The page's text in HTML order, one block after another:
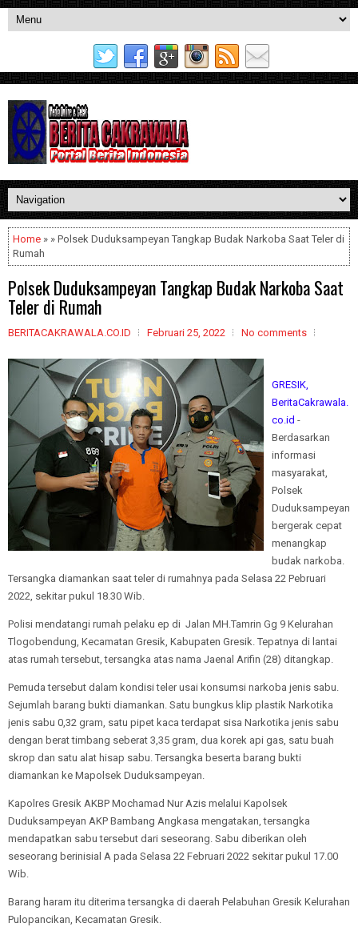
Home » » Polsek Duduksampeyan Tangkap Budak Narkoba Saat Teler di
Rumah
Polsek Duduksampeyan Tangkap Budak Narkoba Saat
Teler di Rumah
BERITACAKRAWALA.CO.ID Februari 25, 2022 No comments
GRESIK,
BeritaCakrawala.
co.id -
Berdasarkan
informasi
masyarakat,
Polsek
Duduksampeyan
bergerak cepat
menangkap
budak narkoba.
Tersangka diamankan saat teler di rumahnya pada Selasa 22 Pebruari
2022, sekitar pukul 18.30 Wib.
Polisi mendatangi rumah pelaku ep di Jalan MH.Tamrin Gg 9 Kelurahan
Tlogobendung, Kecamatan Gresik, Kabupaten Gresik. Tepatnya di lantai
atas rumah tersebut, tersangka atas nama Jaenal Arifin (28) ditangkap.
Pemuda tersebut dalam kondisi teler usai konsumsi narkoba jenis sabu.
Sejumlah barang bukti diamankan. Satu bungkus klip plastik Narkotika
jenis sabu 0,32 gram, satu pipet kaca terdapat sisa Narkotika jenis sabu
dengan berat timbang seberat 3,35 gram, dua korek api gas, satu buah
skrop dan satu alat hisap sabu. Tersangka beserta barang bukti
diamankan ke Mapolsek Duduksampeyan.
Kapolres Gresik AKBP Mochamad Nur Azis melalui Kapolsek
Duduksampeyan AKP Bambang Angkasa mengatakan, tersangka
mendapatkan sabu tersebut dari seseorang. Sabu diberikan oleh
seseorang berinisial A pada Selasa 22 Februari 2022 sekitar pukul 17.00
Wib.
Barang haram itu diterima tersangka di daerah Pelabuhan Gresik Kelurahan
Pulopancikan, Kecamatan Gresik.